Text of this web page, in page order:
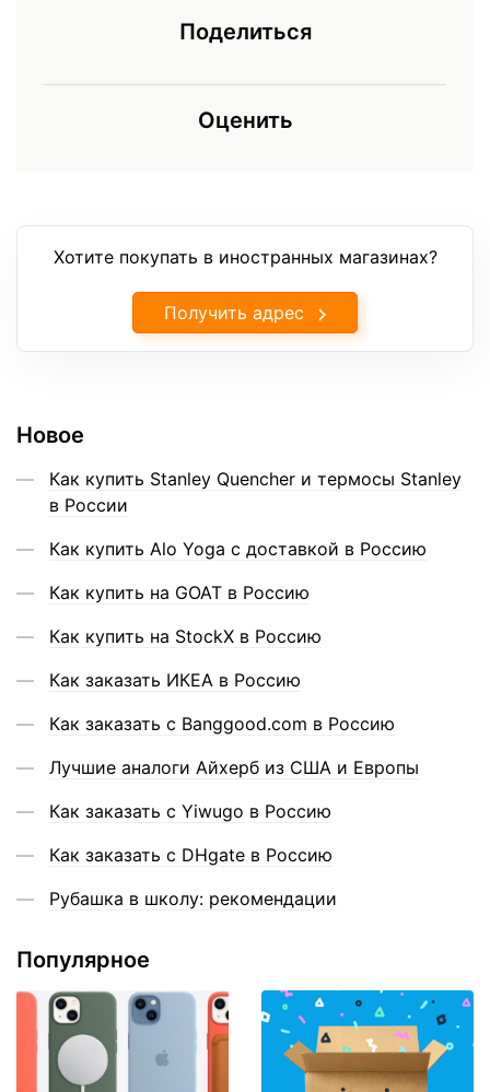
Поделиться
Оценить
Хотите покупать в иностранных магазинах?
Получить адрес
Новое
Как купить Stanley Quencher и термосы Stanley
в России
Как купить Alo Yoga с доставкой в Россию
Как купить на GOAT в Россию
Как купить на StockX в Россию
Как заказать ИКЕА в Россию
Как заказать с Banggood.com в Россию
Лучшие аналоги Айхерб из США и Европы
Как заказать с Yiwugo в Россию
Как заказать с DHgate в Россию
Рубашка в школу: рекомендации
Популярное